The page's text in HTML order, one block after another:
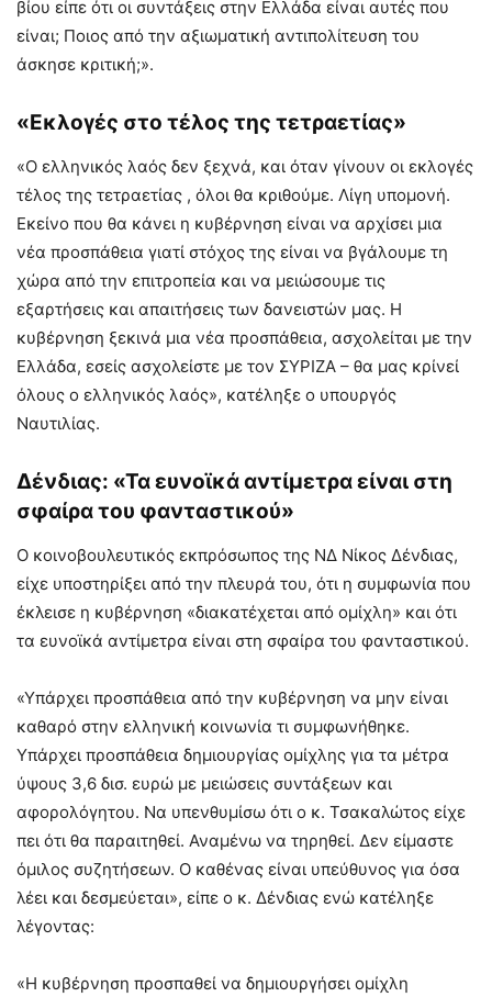
βίου είπε ότι οι συντάξεις στην Ελλάδα είναι αυτές που
είναι; Ποιος από την αξιωματική αντιπολίτευση του
άσκησε κριτική;».
«Εκλογές στο τέλος της τετραετίας»
«Ο ελληνικός λαός δεν ξεχνά, και όταν γίνουν οι εκλογές
τέλος της τετραετίας , όλοι θα κριθούμε. Λίγη υπομονή.
Εκείνο που θα κάνει η κυβέρνηση είναι να αρχίσει μια
νέα προσπάθεια γιατί στόχος της είναι να βγάλουμε τη
χώρα από την επιτροπεία και να μειώσουμε τις
εξαρτήσεις και απαιτήσεις των δανειστών μας. Η
κυβέρνηση ξεκινά μια νέα προσπάθεια, ασχολείται με την
Ελλάδα, εσείς ασχολείστε με τον ΣΥΡΙΖΑ – θα μας κρίνεί
όλους ο ελληνικός λαός», κατέληξε ο υπουργός
Ναυτιλίας.
Δένδιας: «Τα ευνοϊκά αντίμετρα είναι στη
σφαίρα του φανταστικού»
Ο κοινοβουλευτικός εκπρόσωπος της ΝΔ Νίκος Δένδιας,
είχε υποστηρίξει από την πλευρά του, ότι η συμφωνία που
έκλεισε η κυβέρνηση «διακατέχεται από ομίχλη» και ότι
τα ευνοϊκά αντίμετρα είναι στη σφαίρα του φανταστικού.
«Υπάρχει προσπάθεια από την κυβέρνηση να μην είναι
καθαρό στην ελληνική κοινωνία τι συμφωνήθηκε.
Υπάρχει προσπάθεια δημιουργίας ομίχλης για τα μέτρα
ύψους 3,6 δισ. ευρώ με μειώσεις συντάξεων και
αφορολόγητου. Να υπενθυμίσω ότι ο κ. Τσακαλώτος είχε
πει ότι θα παραιτηθεί. Αναμένω να τηρηθεί. Δεν είμαστε
όμιλος συζητήσεων. Ο καθένας είναι υπεύθυνος για όσα
λέει και δεσμεύεται», είπε ο κ. Δένδιας ενώ κατέληξε
λέγοντας:
«Η κυβέρνηση προσπαθεί να δημιουργήσει ομίχλη